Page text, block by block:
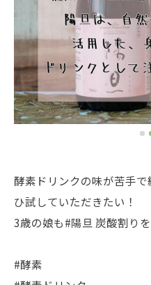
酵素ドリンクの味が苦手
ひ試していただきたい！
3歳の娘も#陽旦 炭酸割り
#酵素